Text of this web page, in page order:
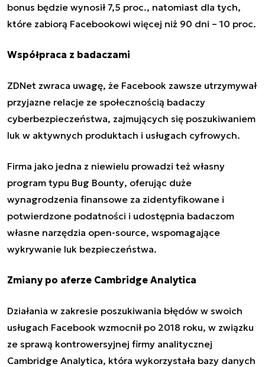
bonus będzie wynosił 7,5 proc., natomiast dla tych,
które zabiorą Facebookowi więcej niż 90 dni – 10 proc.
Współpraca z badaczami
ZDNet zwraca uwagę, że Facebook zawsze utrzymywał
przyjazne relacje ze społecznością badaczy
cyberbezpieczeństwa, zajmujących się poszukiwaniem
luk w aktywnych produktach i usługach cyfrowych.
Firma jako jedna z niewielu prowadzi też własny
program typu Bug Bounty, oferując duże
wynagrodzenia finansowe za zidentyfikowane i
potwierdzone podatności i udostępnia badaczom
własne narzędzia open-source, wspomagające
wykrywanie luk bezpieczeństwa.
Zmiany po aferze Cambridge Analytica
Działania w zakresie poszukiwania błędów w swoich
usługach Facebook wzmocnił po 2018 roku, w związku
ze sprawą kontrowersyjnej firmy analitycznej
Cambridge Analytica, która wykorzystała bazy danych